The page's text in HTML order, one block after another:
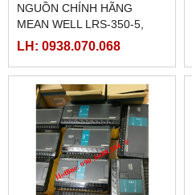
NGUỒN CHÍNH HÃNG
MEAN WELL LRS-350-5,
LRS-350-12, LRS-350-24,
LRS-350-48
LH: 0938.070.068